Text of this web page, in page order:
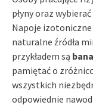
płyny oraz
Napoje izotoniczne
naturalne źródła
przykładem są
pamiętać o
wszystkich
odpowiednie